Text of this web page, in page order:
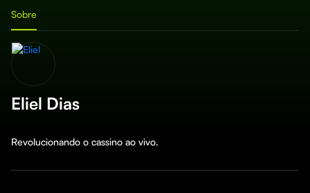
Sobre
Eliel Dias
Revolucionando o cassino ao vivo.